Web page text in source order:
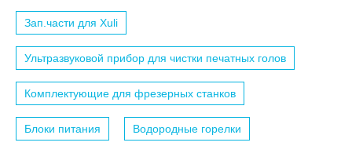
Зап.части для Xuli
Ультразвуковой прибор для чистки печатных голов
Комплектующие для фрезерных станков
Блоки питания Водородные горелки